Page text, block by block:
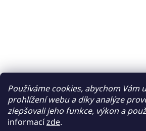
Používáme cookies, abychom Vám
prohlížení webu a díky analýze
zlepšovali jeho funkce, výkon a
informacízde.